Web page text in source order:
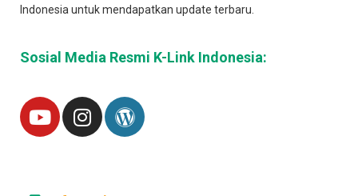
Indonesia untuk mendapatkan update terbaru.
Sosial Media Resmi K-Link Indonesia: